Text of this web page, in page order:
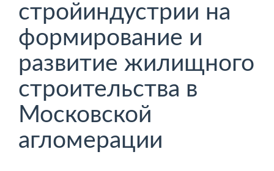
стройиндустрии на
формирование и
развитие жилищного
строительства в
Московской
агломерации